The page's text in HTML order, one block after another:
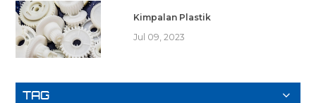
Kimpalan Plastik
Jul 09, 2023
TAG